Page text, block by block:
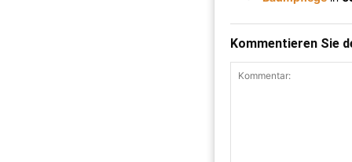
Kommentieren Sie